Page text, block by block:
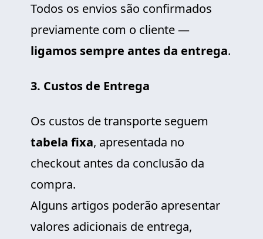
Todos os envios são confirmados
previamente com o cliente —
ligamos sempre antes da entrega.
3. Custos de Entrega
Os custos de transporte seguem
tabela fixa, apresentada no
checkout antes da conclusão da
compra.
Alguns artigos poderão apresentar
valores adicionais de entrega,